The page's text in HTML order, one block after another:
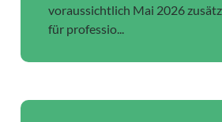
voraussichtlich Mai 2026
für professio...